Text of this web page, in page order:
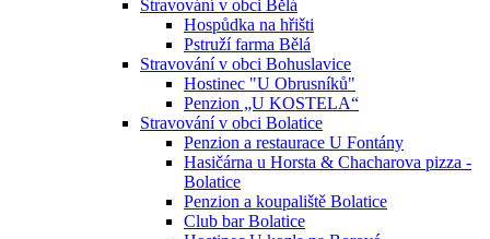
Stravování v obci Bělá
Hospůdka na hřišti
Pstruží farma Bělá
Stravování v obci Bohuslavice
Hostinec "U Obrusníků"
Penzion „U KOSTELA“
Stravování v obci Bolatice
Penzion a restaurace U Fontány
Hasičárna u Horsta & Chacharova pizza -
Bolatice
Penzion a koupaliště Bolatice
Club bar Bolatice